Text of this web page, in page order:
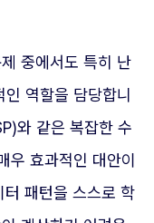
중에서도 특히 난
역할을 담당합니
와 같은 복잡한 수
우 효과적인 대안이
패턴을 스스로 학